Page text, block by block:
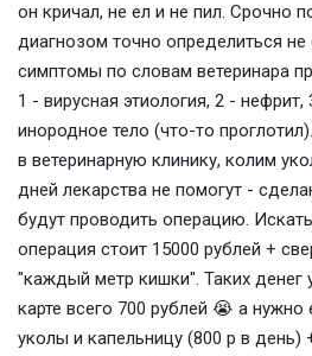
он кричал, не ел и не пил. Срочно
диагнозом точно определиться не
симптомы по словам ветеринара
1 - вирусная этиология, 2 -
инородное тело (что-то
в ветеринарную клинику, колим
дней лекарства не помогут -
будут проводить операцию.
операция стоит 15000 рублей +
"каждый метр кишки". Таких денег
карте всего 700 рублей 😭 а
уколы и капельницу (800 р в день)